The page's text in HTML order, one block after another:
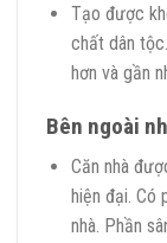
Tạo được
chất dân
hơn và gần
Bên ngoài
Căn nhà
hiện đại. Có
nhà. Phần